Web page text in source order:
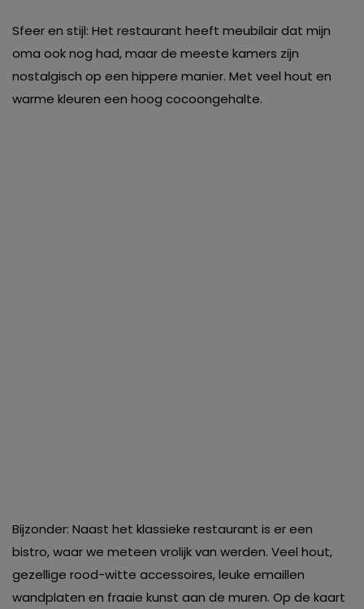
Sfeer en stijl: Het restaurant heeft meubilair dat mijn
oma ook nog had, maar de meeste kamers zijn
nostalgisch op een hippere manier. Met veel hout en
warme kleuren een hoog cocoongehalte.
Bijzonder: Naast het klassieke restaurant is er een
bistro, waar we meteen vrolijk van werden. Veel hout,
gezellige rood-witte accessoires, leuke emaillen
wandplaten en fraaie kunst aan de muren. Op de kaart